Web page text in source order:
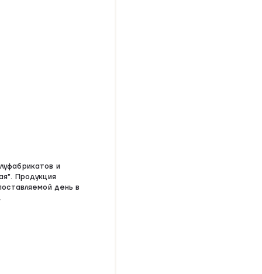
и
Продукция
день в